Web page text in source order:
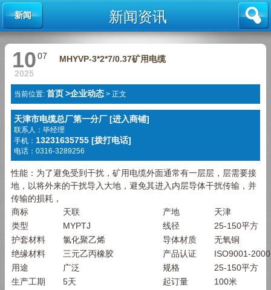
新闻 新闻资讯
07
10
2025
MHYVP-3*2*7/0.37矿用电缆
当前位置: 首页>企业动态 > 正文
天津市电缆总厂第一分厂 [进入商铺]
联系人：毕经理
手机： 13231635755 [拨打电话]
电话：0316-3289256
性能：为了避免受到干扰，矿用电缆外面通常有一层层，层需要接
地，以将外来的干扰导入大地，避免其进入内层导体干扰传输，并
传输的损耗，
商标
天联 产地
天津
类型
MYPTJ 线径 25-150平方
护套材料
氯化聚乙烯 导体材质
无氧铜
绝缘材料
三元乙丙橡胶 产品认证
ISO9001-2000
用途
广泛 规格 25-150平方
生产工期
5天 起订量 100米